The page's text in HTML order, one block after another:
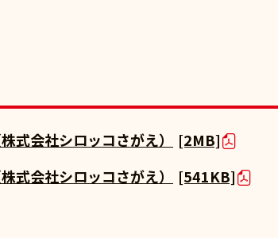
会社シロッコさがえ）
[2MB]
会社シロッコさがえ） [541KB]